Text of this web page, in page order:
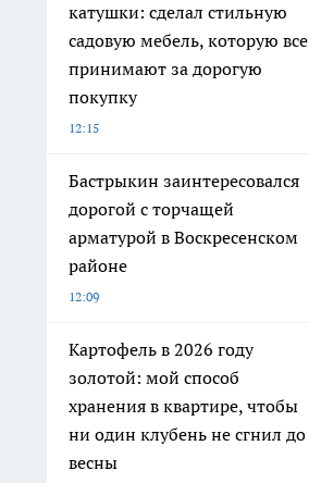
катушки: сделал стильную
садовую мебель, которую все
принимают за дорогую
покупку
12:15
Бастрыкин заинтересовался
дорогой с торчащей
арматурой в Воскресенском
районе
12:09
Картофель в 2026 году
золотой: мой способ
хранения в квартире, чтобы
ни один клубень не сгнил до
весны